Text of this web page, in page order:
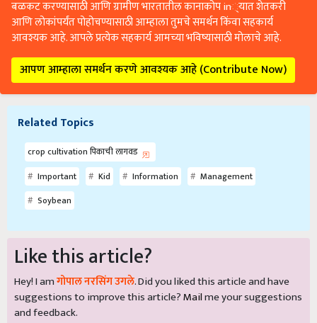
बळकट करण्यासाठी आणि ग्रामीण भारतातील कानाकोप in्यात शेतकरी
आणि लोकांपर्यंत पोहोचण्यासाठी आम्हाला तुमचे समर्थन किंवा सहकार्य
आवश्यक आहे. आपले प्रत्येक सहकार्य आमच्या भविष्यासाठी मोलाचे आहे.
आपण आम्हाला समर्थन करणे आवश्यक आहे (Contribute Now)
Related Topics
crop cultivation पिकाची लागवड
Important
Kid Information
Management
Soybean
Like this article?
Hey! I amगोपाल नरसिंग उगले. Did you liked this article and have
suggestions to improve this article?Mailme your suggestions
and feedback.